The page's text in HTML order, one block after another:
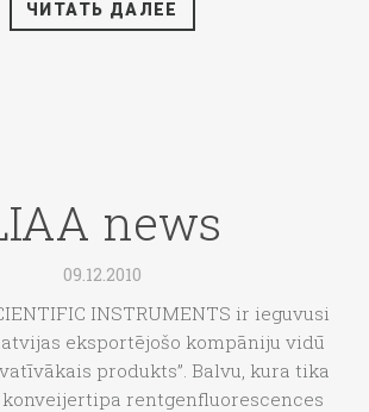
ЧИТАТЬ ДАЛЕЕ
news
09.12.2010
INSTRUMENTS ir ieguvusi
eksportējošo kompāniju vidū
produkts”. Balvu, kura tika
rentgenfluorescences